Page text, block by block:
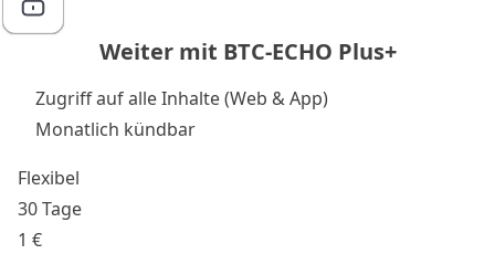
Weiter mit BTC-ECHO Plus+
Zugriff auf alle Inhalte (Web & App)
Monatlich kündbar
Flexibel
30 Tage
1 €